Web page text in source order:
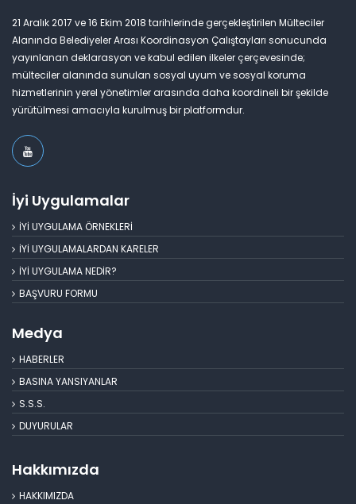
21 Aralık 2017 ve 16 Ekim 2018 tarihlerinde gerçekleştirilen Mülteciler
Alanında Belediyeler Arası Koordinasyon Çalıştayları sonucunda
yayınlanan deklarasyon ve kabul edilen ilkeler çerçevesinde;
mülteciler alanında sunulan sosyal uyum ve sosyal koruma
hizmetlerinin yerel yönetimler arasında daha koordineli bir şekilde
yürütülmesi amacıyla kurulmuş bir platformdur.
İyi Uygulamalar
İYİ UYGULAMA ÖRNEKLERİ
İYİ UYGULAMALARDAN KARELER
İYİ UYGULAMA NEDİR?
BAŞVURU FORMU
Medya
HABERLER
BASINA YANSIYANLAR
S.S.S.
DUYURULAR
Hakkımızda
HAKKIMIZDA